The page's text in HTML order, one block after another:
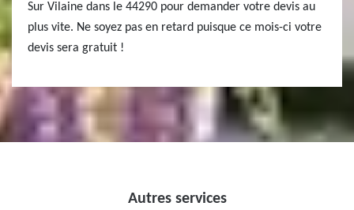
Sur Vilaine dans le 44290 pour demander votre devis au
plus vite. Ne soyez pas en retard puisque ce mois-ci votre
devis sera gratuit !
Autres services